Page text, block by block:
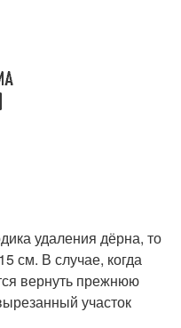
удаления дёрна, то
см. В случае, когда
вернуть прежнюю
участок